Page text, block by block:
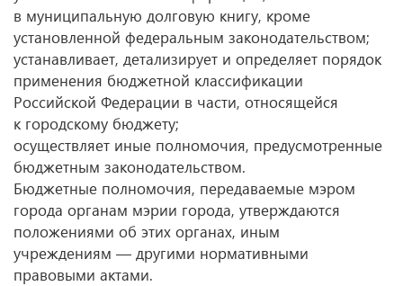
в муниципальную долговую книгу, кроме
установленной федеральным законодательством;
устанавливает, детализирует и определяет порядок
применения бюджетной классификации
Российской Федерации в части, относящейся
к городскому бюджету;
осуществляет иные полномочия, предусмотренные
бюджетным законодательством.
Бюджетные полномочия, передаваемые мэром
города органам мэрии города, утверждаются
положениями об этих органах, иным
учреждениям — другими нормативными
правовыми актами.